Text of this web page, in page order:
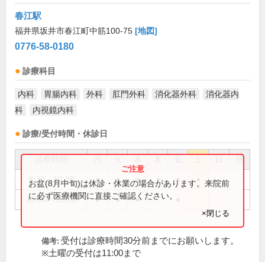
春江駅
福井県坂井市春江町中筋100-75 [地図]
0776-58-0180
診療科目
内科 胃腸内科 外科 肛門外科 消化器外科
消化器内
科
内視鏡内科
診療/受付時間・休診日
祝
8:30～12:30 ● ● ● ● ●
15:00～18:00 ● ● ●
お盆(8月中旬)は休診・休業の場合があります。来院前
に必ず医療機関に直接ご確認ください。
×閉じる
備考: 受付は診療時間30分前までにお願いします。
※土曜の受付は11:00まで